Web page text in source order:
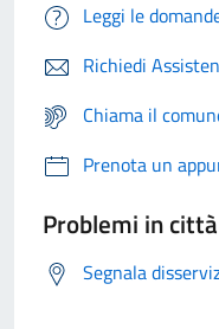
Leggi le
Richiedi
Chiama il
Prenota un
Problemi in città
Segnala